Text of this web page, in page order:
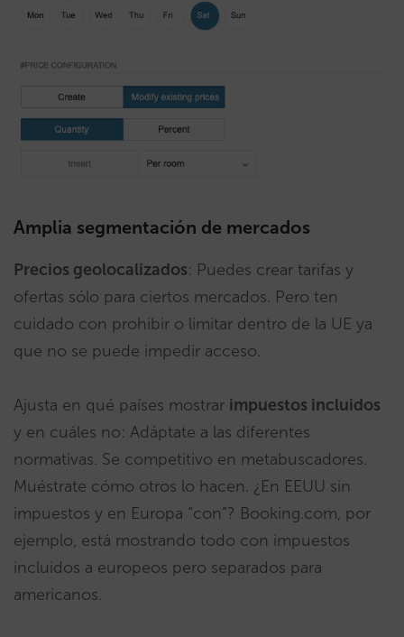
Amplia segmentación de mercados
Precios geolocalizados: Puedes crear tarifas y
ofertas sólo para ciertos mercados. Pero ten
cuidado con prohibir o limitar dentro de la UE ya
que no se puede impedir acceso.
Ajusta en qué países mostrar impuestos incluidos
y en cuáles no: Adáptate a las diferentes
normativas. Se competitivo en metabuscadores.
Muéstrate cómo otros lo hacen. ¿En EEUU sin
impuestos y en Europa “con”? Booking.com, por
ejemplo, está mostrando todo con impuestos
incluidos a europeos pero separados para
americanos.